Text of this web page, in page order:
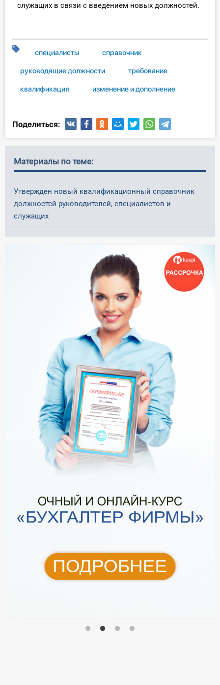
служащих в связи с введением новых должностей.
специалисты справочник
руководящие должности требование
квалификация изменение и дополнение
Поделиться:
Материалы по теме:
Утвержден новый квалификационный справочник
должностей руководителей, специалистов и
служащих